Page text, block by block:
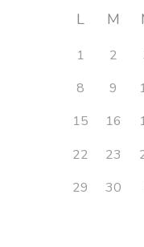
L M
1 2
8
9
15
16
22
23
29
30